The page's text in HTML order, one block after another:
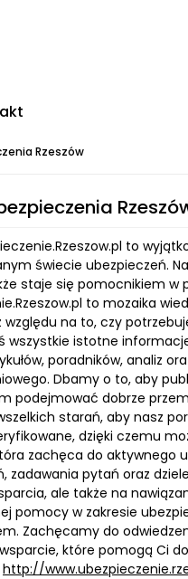
Rzeszów
to
świecie ubezpieczeń.
staje się pomocnikiem w
to mozaika
względu na to, czy
wszystkie istotne
poradników, analiz
Dbamy o to, aby
podejmować dobrze
starań, aby nasz
dzięki czemu
zachęca do aktywnego
zadawania pytań oraz
ale także na
pomocy w zakresie
Zachęcamy do
które pomogą Ci
http://